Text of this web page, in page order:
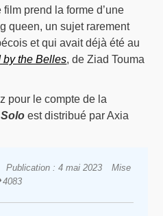
prend la forme d’une
queen, un sujet rarement
et qui avait déjà été au
by the Belles, de Ziad Touma
pour le compte de la
Solo est distribué par Axia
Publication : 4 mai 2023
Mise
4083